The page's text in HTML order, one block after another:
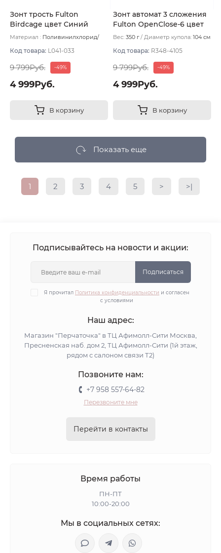
Зонт трость Fulton
Birdcage цвет Синий
Материал : Поливинилхлорид/
530 г
Код товара: L041-033
9 799Руб. -49%
4 999Руб.
В корзину
Зонт автомат 3 сложения
Fulton OpenClose-6 цвет
Серый светлый
Вес: 350 г Диаметр купола: 104 см
Код товара: R348-4105
9 799Руб. -49%
4 999Руб.
В корзину
Показать еще
1 2 3 4 5 > >|
Подписывайтесь на новости и акции:
Подписаться
Я прочитал Политика конфиденциальности и согласен
с условиями
Наш адрес:
Магазин "Перчаточка" в ТЦ Афимолл-Сити Москва,
Пресненская наб. дом 2, ТЦ Афимолл-Сити (1й этаж,
рядом с салоном связи Т2)
Позвоните нам:
+7 958 557-64-82
Перезвоните мне
Перейти в контакты
Время работы
ПН-ПТ
10:00-20:00
Мы в социальных сетях: